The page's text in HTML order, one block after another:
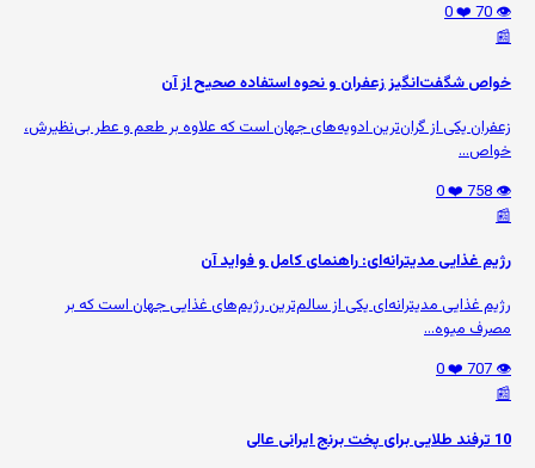
👁️ 70
❤️ 0
📰
خواص شگفت‌انگیز زعفران و نحوه استفاده صحیح از آن
زعفران یکی از گران‌ترین ادویه‌های جهان است که علاوه بر طعم و عطر بی‌نظیرش،
خواص...
👁️ 758
❤️ 0
📰
رژیم غذایی مدیترانه‌ای: راهنمای کامل و فواید آن
رژیم غذایی مدیترانه‌ای یکی از سالم‌ترین رژیم‌های غذایی جهان است که بر
مصرف میوه‌...
👁️ 707
❤️ 0
📰
10 ترفند طلایی برای پخت برنج ایرانی عالی